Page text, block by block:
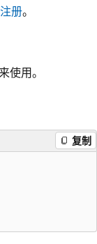
册。
使用。
复制